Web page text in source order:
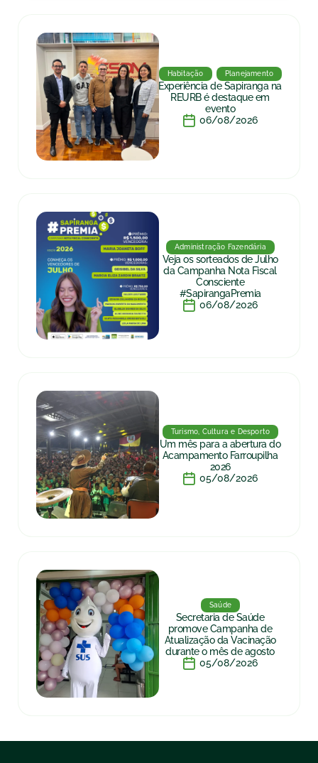
Habitação Planejamento
Experiência de Sapiranga na
REURB é destaque em
evento
06/08/2026
Administração Fazendária
Veja os sorteados de Julho
da Campanha Nota Fiscal
Consciente
#SapirangaPremia
06/08/2026
Turismo, Cultura e Desporto
Um mês para a abertura do
Acampamento Farroupilha
2026
05/08/2026
Saúde
Secretaria de Saúde
promove Campanha de
Atualização da Vacinação
durante o mês de agosto
05/08/2026